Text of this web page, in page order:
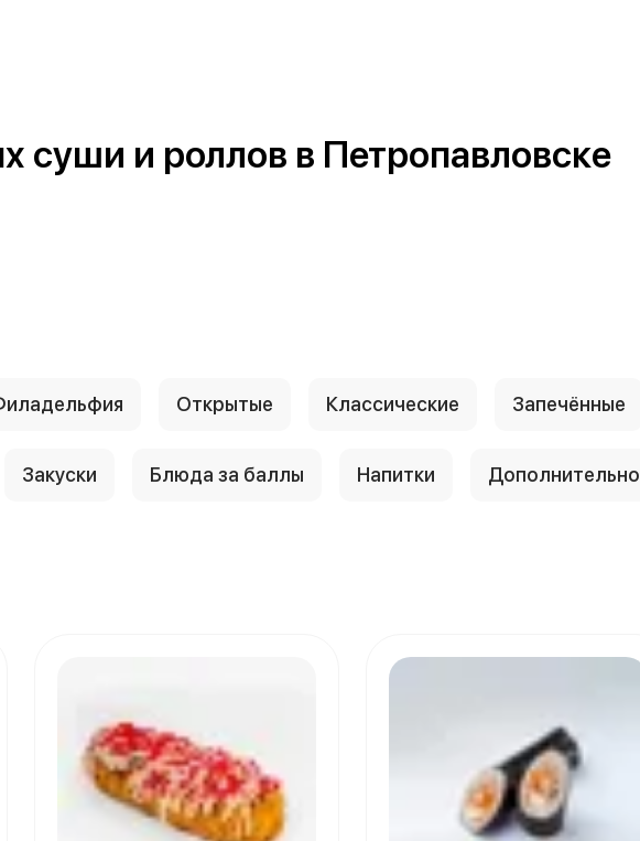
суши и роллов в Петропавловске
Открытые Классические Запечённые
Закуски Блюда за баллы Напитки Дополнительно